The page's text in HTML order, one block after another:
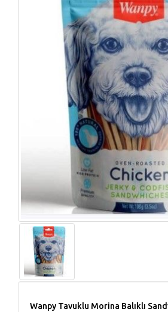
Wanpy Tavuklu Morina Balıklı